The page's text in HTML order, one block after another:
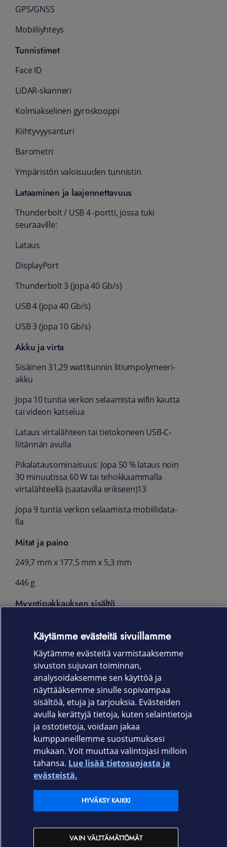
GPS/GNSS
Mobiiliyhteys
Tunnistimet
Face ID
LiDAR-skanneri
Kolmiakselinen gyroskooppi
Kiihtyvyys­anturi
Barometri
Ympäristön valoisuuden tunnistin
Lataaminen ja laajennet­­tavuus
Thunderbolt / USB 4 ‑portti, jossa tuki
seuraaville:
Lataus
DisplayPort
Thunderbolt 3 (jopa 40 Gb/s)
USB 4 (jopa 40 Gb/s)
USB 3 (jopa 10 Gb/s)
Akku ja virta
Sisäinen 31,29 watti­tunnin litium­polymeeri­
akku
Jopa 10 tuntia verkon selaamista wifin kautta
tai videon katselua
Lataus virta­lähteen tai tieto­koneen USB-C-
liitännän avulla
Pikalataus­ominaisuus: Jopa 50 % lataus noin
30 minuutissa 60 W tai tehokkaam­malla
virtalähteellä (saatavilla erikseen)13
Jopa 9 tuntia verkon selaamista mobiili­data­
lla
Mitat ja paino
249,7 mm x 177,5 mm x 5,3 mm
446 g
Myyntipakkauksen sisältö
USB‑C-latausjohto
Takuu
Laitevalmistajan takuu 12 kk
Elisa.fi
Elisa Oyj
Käytämme evästeitä sivuillamme
Käytämme evästeitä varmistaaksemme
sivuston sujuvan toiminnan,
analysoidaksemme sen käyttöä ja
näyttääksemme sinulle sopivampaa
sisältöä, etuja ja tarjouksia. Evästeiden
avulla kerättyjä tietoja, kuten selaintietoja
ja ostotietoja, voidaan jakaa
kumppaneillemme suostumuksesi
mukaan. Voit muuttaa valintojasi milloin
tahansa. Lue lisää tietosuojasta ja
evästeistä.
VAIN VÄLTTÄMÄTTÖMÄT
HYVÄKSY KAIKKI